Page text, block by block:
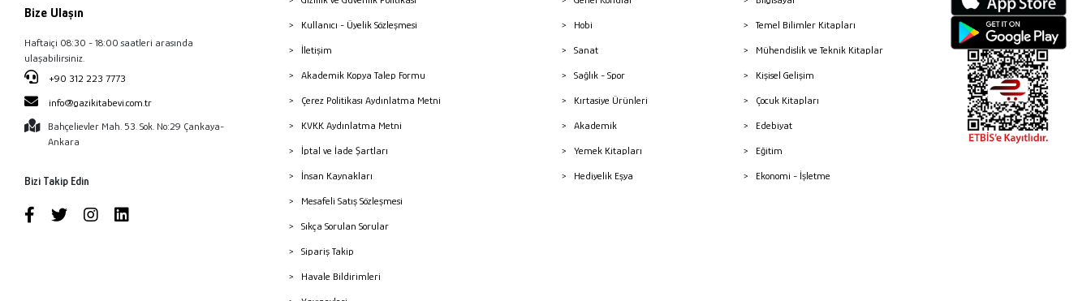
Bize Ulaşın
Haftaiçi 08:30 - 18:00 saatleri arasında
ulaşabilirsiniz.
+90 312 223 7773
info@gazikitabevi.com.tr
Bahçelievler Mah. 53. Sok. No:29 Çankaya-
Ankara
Bizi Takip Edin
Kullanıcı - Üyelik Sözleşmesi
İletişim
Akademik Kopya Talep Formu
Çerez Politikası Aydınlatma Metni
KVKK Aydınlatma Metni
İptal ve İade Şartları
İnsan Kaynakları
Mesafeli Satış Sözleşmesi
Sıkça Sorulan Sorular
Sipariş Takip
Havale Bildirimleri
Hobi
Sanat
Sağlık - Spor
Kırtasiye Ürünleri
Akademik
Yemek Kitapları
Hediyelik Eşya
Temel Bilimler Kitapları
Mühendislik ve Teknik Kitaplar
Kişisel Gelişim
Çocuk Kitapları
Edebiyat
Eğitim
Ekonomi - İşletme